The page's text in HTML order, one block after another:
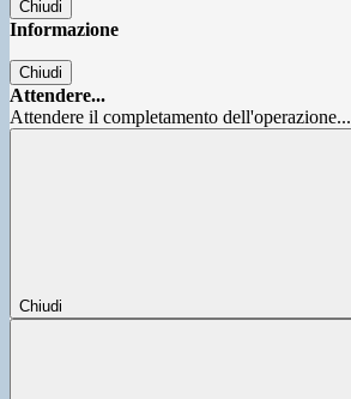
Chiudi
Informazione
Chiudi
Attendere...
Attendere il completamento dell'operazione...
Chiudi